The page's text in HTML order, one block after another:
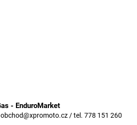
- EnduroMarket
/ tel. 778 151 260